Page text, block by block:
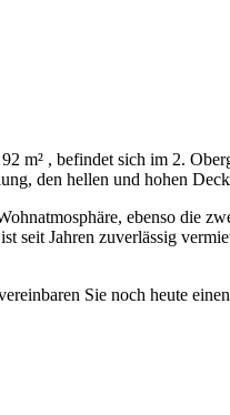
m² , befindet sich im 2.
den hellen und hohen
ebenso die
seit Jahren zuverlässig
Sie noch heute